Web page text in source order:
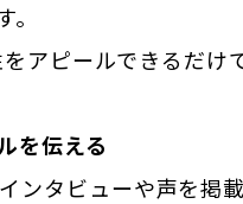
アピールできるだ
を伝える
ンタビューや声を掲